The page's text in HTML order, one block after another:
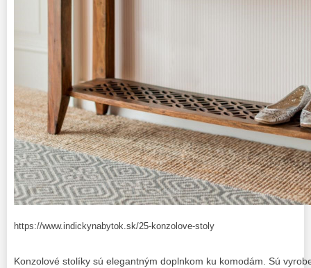
https://www.indickynabytok.sk/25-konzolove-stoly
Konzolové stolíky sú elegantným doplnkom ku komodám. Sú